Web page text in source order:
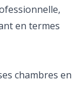
en termes
chambres en